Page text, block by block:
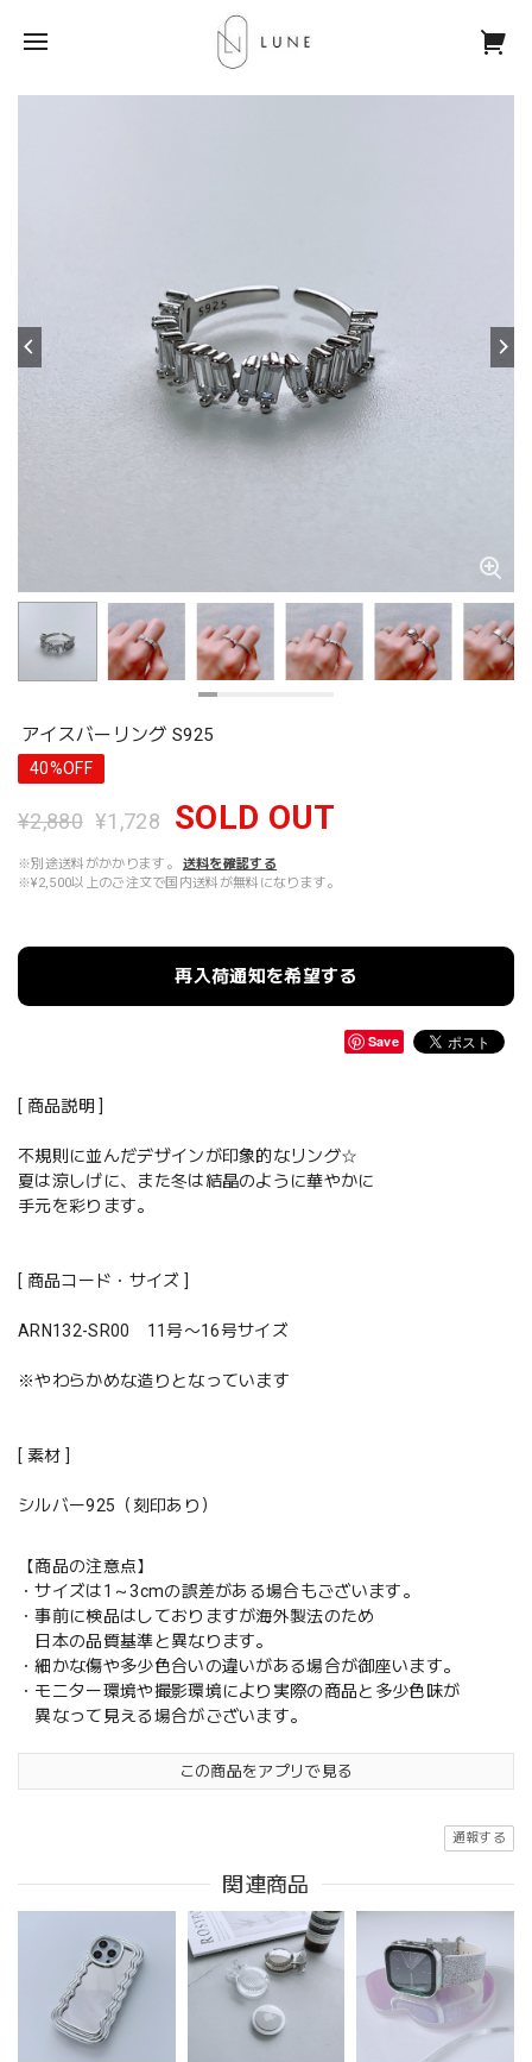
アイスバーリング S925
40%OFF
¥2,880 ¥1,728 SOLD OUT
※別途送料がかかります。
送料を確認する
※¥2,500以上のご注文で国内送料が無料になります。
再入荷通知を希望する
Save
[ 商品説明 ]
不規則に並んだデザインが印象的なリング☆
夏は涼しげに、また冬は結晶のように華やかに
手元を彩ります。
[ 商品コード・サイズ ]
ARN132-SR00 11号〜16号サイズ
※やわらかめな造りとなっています
[ 素材 ]
シルバー925（刻印あり）
【商品の注意点】
・サイズは1～3cmの誤差がある場合もございます。
・事前に検品はしておりますが海外製法のため
日本の品質基準と異なります。
・細かな傷や多少色合いの違いがある場合が御座います。
・モニター環境や撮影環境により実際の商品と多少色味が
異なって見える場合がございます。
この商品をアプリで見る
通報する
関連商品